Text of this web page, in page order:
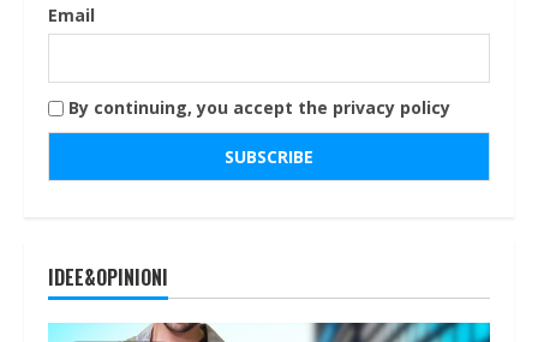
Email
By continuing, you accept the privacy policy
IDEE&OPINIONI